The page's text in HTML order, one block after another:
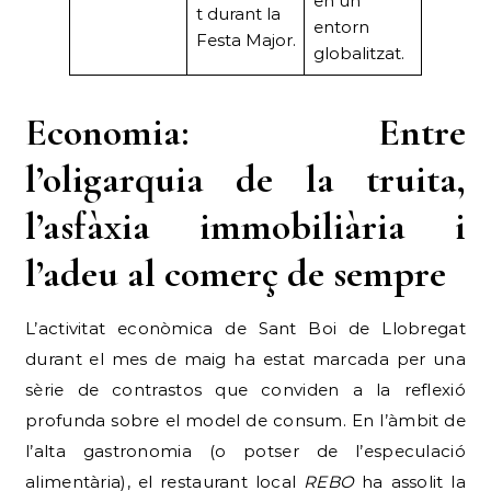
t durant la
Festa Major.
entorn
globalitzat.
Economia: Entre
l’oligarquia de la truita,
l’asfàxia immobiliària i
l’adeu al comerç de sempre
L’activitat econòmica de Sant Boi de Llobregat
durant el mes de maig ha estat marcada per una
sèrie de contrastos que conviden a la reflexió
profunda sobre el model de consum. En l’àmbit de
l’alta gastronomia (o potser de l’especulació
alimentària), el restaurant local REBOha assolit la